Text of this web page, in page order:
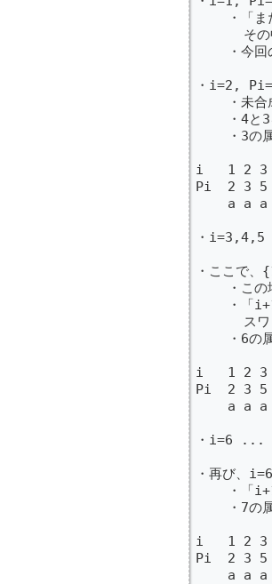
・「ま
その
・今回
・i=2,
・未合
・4と3
・3の
i   1 2 3
Pi  2 3 5
a a a
・i=3,4,5
・ここで
・この
・「
スワ
・6の
i   1 2 3
Pi  2 3 5
a a a
・i=6 ...
・再び、
・「
・7の
i   1 2 3
Pi  2 3 5
a a a